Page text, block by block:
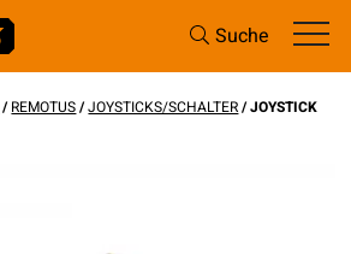
Suche
/REMOTUS/JOYSTICKS/SCHALTER/ JOYSTICK